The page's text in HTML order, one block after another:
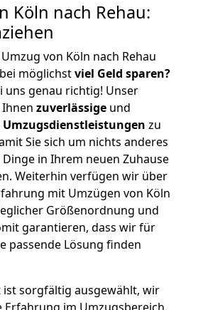
Köln nach Rehau:
von Köln nach Rehau
möglichstviel Geld sparen?
uns genau richtig! Unser
zuverlässige und
zu
Sie sich um nichts anderes
in Ihrem neuen Zuhause
Weiterhin verfügen wir über
mit Umzügen von Köln
Größenordnung und
garantieren, dass wir für
passende Lösung finden
ist sorgfältig ausgewählt, wir